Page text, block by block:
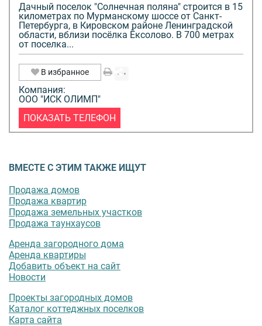
Дачный поселок "Солнечная поляна" строится в 15
километрах по Мурманскому шоссе от Санкт-
Петербурга, в Кировском районе Ленинградской
области, вблизи посёлка Ёксолово. В 700 метрах
от поселка...
В избранное
Компания:
ООО "ИСК ОЛИМП"
ПОКАЗАТЬ ТЕЛЕФОН
ВМЕСТЕ С ЭТИМ ТАКЖЕ ИЩУТ
Продажа домов
Продажа квартир
Продажа земельных участков
Продажа таунхаусов
Аренда загородного дома
Аренда квартиры
Добавить объект на сайт
Новости
Проекты загородных домов
Каталог коттеджных поселков
Карта сайта